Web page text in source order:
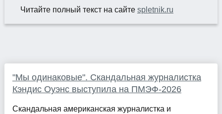
Читайте полный текст на сайте spletnik.ru
"Мы одинаковые". Скандальная журналистка
Кэндис Оуэнс выступила на ПМЭФ-2026
Скандальная американская журналистка и